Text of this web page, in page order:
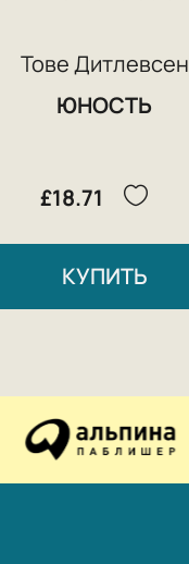
Тове Дитлевсен
ЮНОСТЬ
£18.71
КУПИТЬ